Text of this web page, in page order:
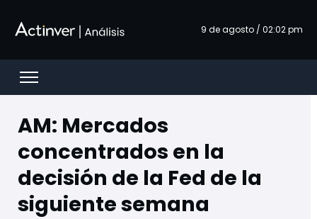
9 de agosto / 02:02 pm
Open menu
AM: Mercados
concentrados en la
decisión de la Fed de la
siguiente semana